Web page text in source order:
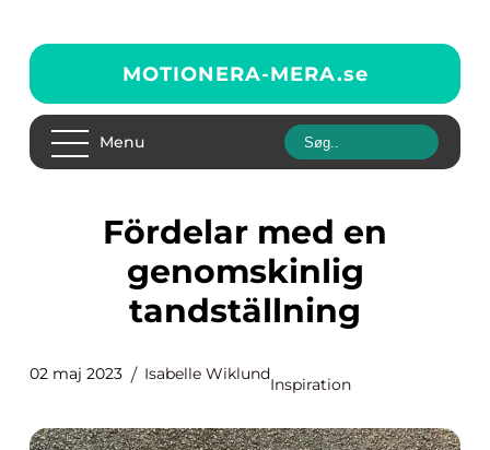
MOTIONERA-MERA.se
Menu
Fördelar med en
genomskinlig
tandställning
02 maj 2023 Isabelle Wiklund
Inspiration